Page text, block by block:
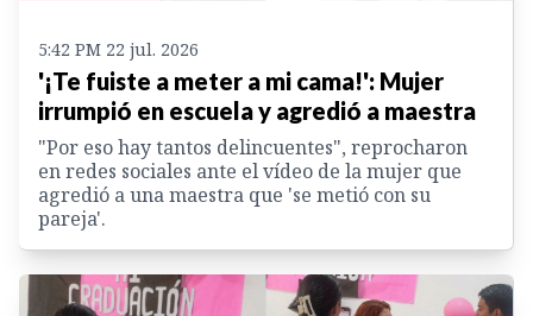
5:42 PM 22 jul. 2026
'¡Te fuiste a meter a mi cama!': Mujer
irrumpió en escuela y agredió a maestra
"Por eso hay tantos delincuentes", reprocharon
en redes sociales ante el vídeo de la mujer que
agredió a una maestra que 'se metió con su
pareja'.